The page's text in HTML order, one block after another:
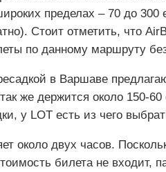
пределах – 70 до 300
Стоит отметить, что
по данному маршруту
в Варшаве
же держится около 150-60
у LOT есть из чего
около двух часов.
билета не входит,